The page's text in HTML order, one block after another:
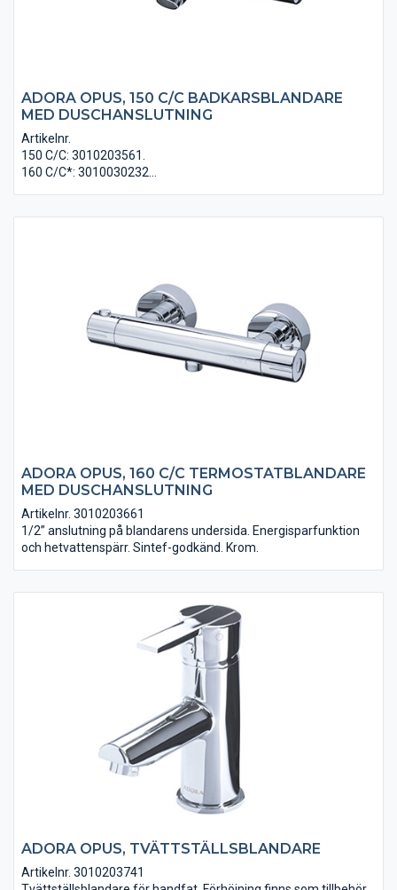
ADORA OPUS, 150 C/C BADKARSBLANDARE
MED DUSCHANSLUTNING
Artikelnr.
150 C/C: 3010203561.
160 C/C*: 3010030232
ADORA OPUS, 160 C/C TERMOSTATBLANDARE
MED DUSCHANSLUTNING
Artikelnr. 3010203661
1/2” anslutning på blandarens undersida. Energisparfunktion
och hetvattenspärr. Sintef-godkänd. Krom.
ADORA OPUS, TVÄTTSTÄLLSBLANDARE
Artikelnr. 3010203741